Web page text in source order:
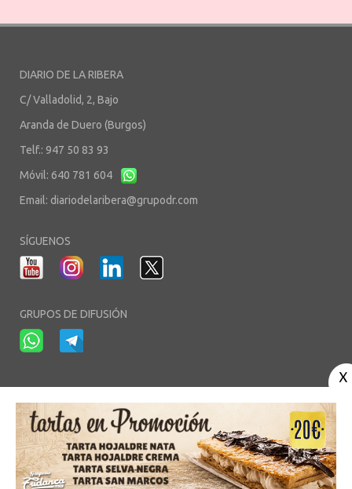
DIARIO DE LA RIBERA
C/ Valladolid, 2, Bajo
Aranda de Duero (Burgos)
Telf.: 947 50 83 93
Móvil: 640 781 604
Email: diariodelaribera@grupodr.com
SÍGUENOS
GRUPOS DE DIFUSIÓN
Aviso Legal-Política de Privacidad-Política de Cookies-Área privada